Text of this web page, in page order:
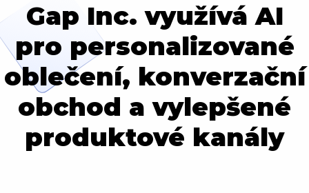
Gap Inc. využívá AI
pro personalizované
oblečení, konverzační
obchod a vylepšené
produktové kanály